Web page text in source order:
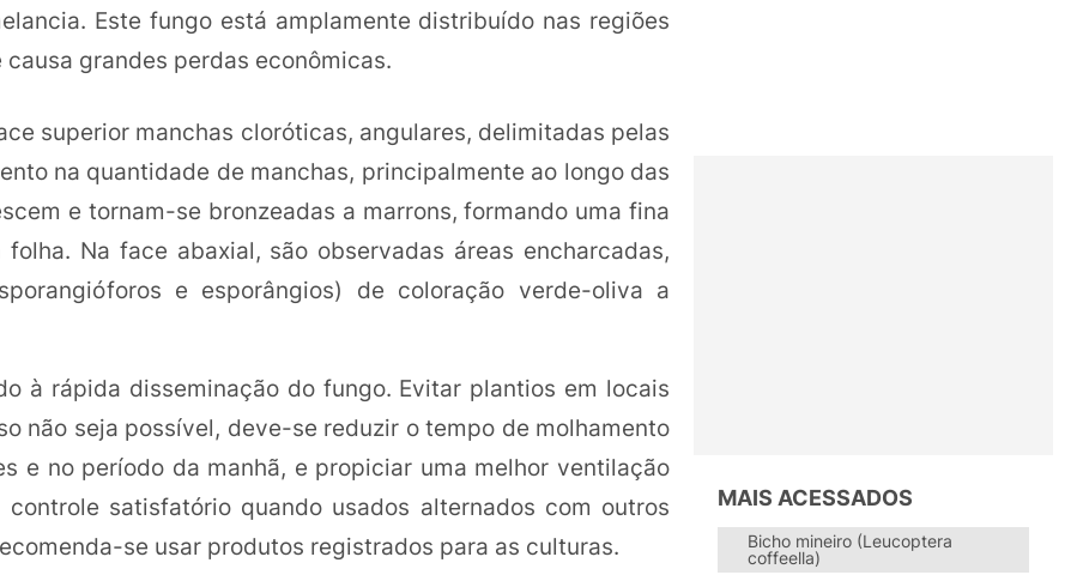
Este fungo está amplamente distribuído nas regiões
grandes perdas econômicas.
superior manchas cloróticas, angulares, delimitadas pelas
na quantidade de manchas, principalmente ao longo das
e tornam-se bronzeadas a marrons, formando uma fina
Na face abaxial, são observadas áreas encharcadas,
e esporângios) de coloração verde-oliva a
à rápida disseminação do fungo. Evitar plantios em locais
não seja possível, deve-se reduzir o tempo de molhamento
e no período da manhã, e propiciar uma melhor ventilação
satisfatório quando usados alternados com outros
se usar produtos registrados para as culturas.
MAIS ACESSADOS
Bicho mineiro (Leucoptera
coffeella)